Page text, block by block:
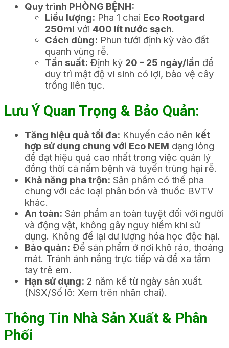
Quy trình PHÒNG BỆNH:
Liều lượng: Pha 1 chai Eco Rootgard
250ml với 400 lít nước sạch.
Cách dùng: Phun tưới định kỳ vào đất
quanh vùng rễ.
Tần suất: Định kỳ 20 – 25 ngày/lần để
duy trì mật độ vi sinh có lợi, bảo vệ cây
trồng liên tục.
Lưu Ý Quan Trọng & Bảo Quản:
Tăng hiệu quả tối đa: Khuyến cáo nên kết
hợp sử dụng chung với Eco NEM dạng lỏng
để đạt hiệu quả cao nhất trong việc quản lý
đồng thời cả nấm bệnh và tuyến trùng hại rễ.
Khả năng pha trộn: Sản phẩm có thể pha
chung với các loại phân bón và thuốc BVTV
khác.
An toàn: Sản phẩm an toàn tuyệt đối với người
và động vật, không gây nguy hiểm khi sử
dụng. Không để lại dư lượng hóa học độc hại.
Bảo quản: Để sản phẩm ở nơi khô ráo, thoáng
mát. Tránh ánh nắng trực tiếp và để xa tầm
tay trẻ em.
Hạn sử dụng: 2 năm kể từ ngày sản xuất.
(NSX/Số lô: Xem trên nhãn chai).
Thông Tin Nhà Sản Xuất & Phân
Phối